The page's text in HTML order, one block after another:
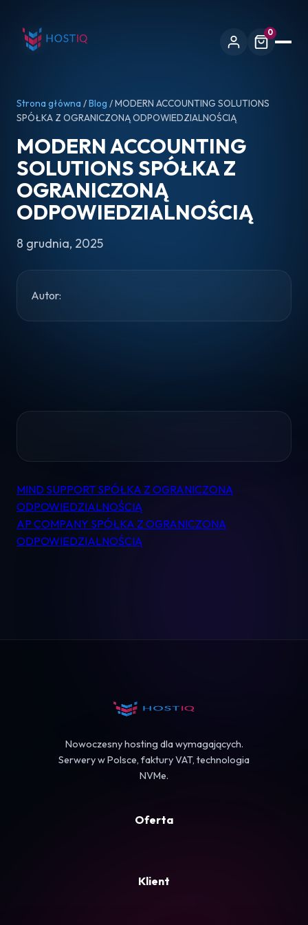
0
Pomoc
Kontakt
Strona główna /Blog / MODERN ACCOUNTING SOLUTIONS
SPÓŁKA Z OGRANICZONĄ ODPOWIEDZIALNOŚCIĄ
MODERN ACCOUNTING
SOLUTIONS SPÓŁKA Z
OGRANICZONĄ
ODPOWIEDZIALNOŚCIĄ
8 grudnia, 2025
Autor:
Nawigacja
wpisu
MIND SUPPORT SPÓŁKA Z OGRANICZONĄ
ODPOWIEDZIALNOŚCIĄ
AP COMPANY SPÓŁKA Z OGRANICZONĄ
ODPOWIEDZIALNOŚCIĄ
Nowoczesny hosting dla wymagających.
Serwery w Polsce, faktury VAT, technologia
NVMe.
Oferta
Klient